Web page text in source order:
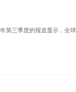
第三季度的报道显示，全